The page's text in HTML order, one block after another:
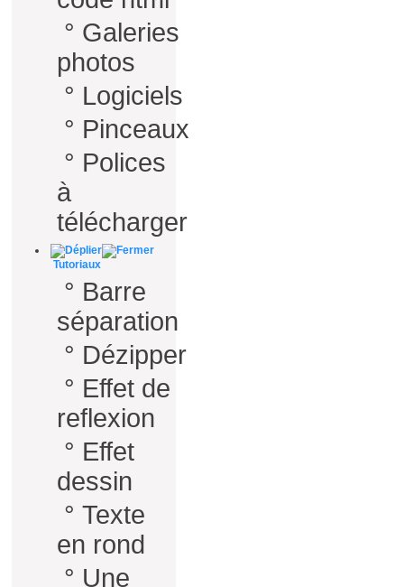
° Galeries
photos
° Logiciels
° Pinceaux
° Polices
à
télécharger
Tutoriaux
° Barre
séparation
° Dézipper
° Effet de
reflexion
° Effet
dessin
° Texte
en rond
° Une